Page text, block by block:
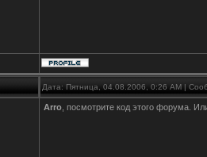
Дата: Пятница, 04.08.2006, 0:26 AM |
Arro , посмотрите код этого форума.